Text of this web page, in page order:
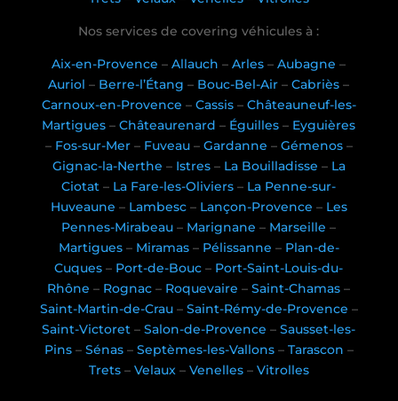
Nos services de covering véhicules à :
Aix-en-Provence –Allauch –Arles –Aubagne –
Auriol – Berre-l’Étang – Bouc-Bel-Air –Cabriès –
Carnoux-en-Provence – Cassis– Châteauneuf-les-
Martigues –Châteaurenard – Éguilles – Eyguières
– Fos-sur-Mer– Fuveau– Gardanne – Gémenos–
Gignac-la-Nerthe – Istres– La Bouilladisse – La
Ciotat – La Fare-les-Oliviers – La Penne-sur-
Huveaune – Lambesc– Lançon-Provence – Les
Pennes-Mirabeau – Marignane – Marseille –
Martigues– Miramas– Pélissanne – Plan-de-
Cuques – Port-de-Bouc – Port-Saint-Louis-du-
Rhône – Rognac – Roquevaire –Saint-Chamas –
Saint-Martin-de-Crau– Saint-Rémy-de-Provence –
Saint-Victoret –Salon-de-Provence –Sausset-les-
Pins– Sénas– Septèmes-les-Vallons– Tarascon –
Trets– Velaux– Venelles– Vitrolles